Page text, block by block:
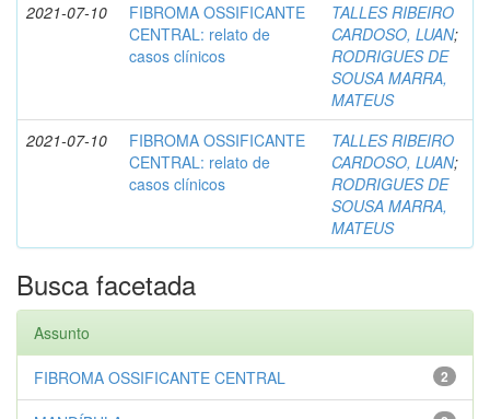
2021-07-10
FIBROMA OSSIFICANTE
CENTRAL: relato de
casos clínicos
TALLES RIBEIRO
CARDOSO, LUAN;
RODRIGUES DE
SOUSA MARRA,
MATEUS
2021-07-10
FIBROMA OSSIFICANTE
CENTRAL: relato de
casos clínicos
TALLES RIBEIRO
CARDOSO, LUAN;
RODRIGUES DE
SOUSA MARRA,
MATEUS
Busca facetada
Assunto
2
FIBROMA OSSIFICANTE CENTRAL